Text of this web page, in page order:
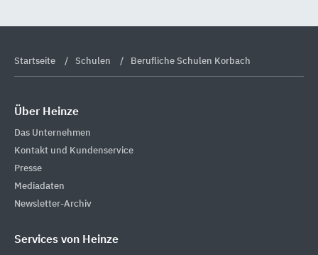
Startseite Schulen Berufliche Schulen Korbach
Über Heinze
Das Unternehmen
Kontakt und Kundenservice
Presse
Mediadaten
Newsletter-Archiv
Services von Heinze